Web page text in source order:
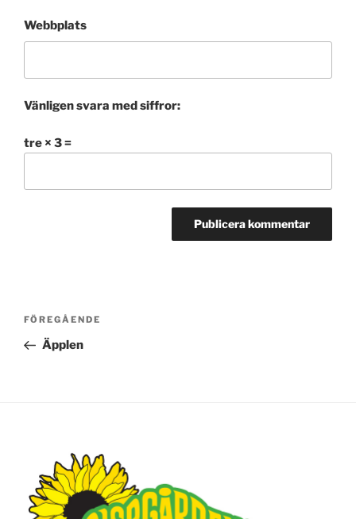
Webbplats
Vänligen svara med siffror:
tre × 3 =
Inläggsnavigering
Föregående
inlägg
FÖREGÅENDE
Äpplen